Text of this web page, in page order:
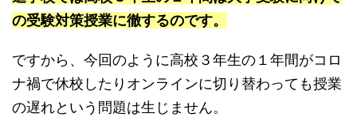
の受験対策授業に徹するのです。
ですから、今回のように高校３年生の１年間がコロ
ナ禍で休校したりオンラインに切り替わっても授業
の遅れという問題は生じません。